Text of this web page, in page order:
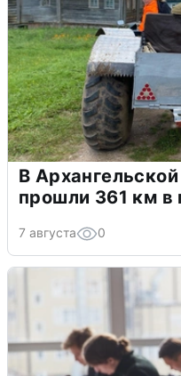
В
прошли 361 км в
7 августа 0